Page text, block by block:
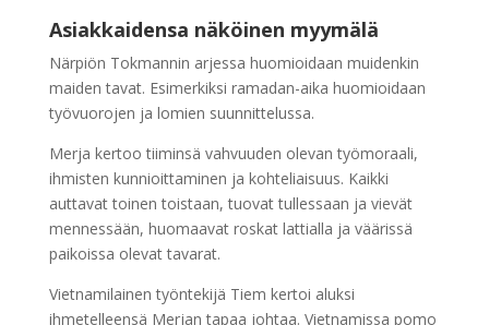
Asiakkaidensa näköinen myymälä
Närpiön Tokmannin arjessa huomioidaan muidenkin
maiden tavat. Esimerkiksi ramadan-aika huomioidaan
työvuorojen ja lomien suunnittelussa.
Merja kertoo tiiminsä vahvuuden olevan työmoraali,
ihmisten kunnioittaminen ja kohteliaisuus. Kaikki
auttavat toinen toistaan, tuovat tullessaan ja vievät
mennessään, huomaavat roskat lattialla ja väärissä
paikoissa olevat tavarat.
Vietnamilainen työntekijä Tiem kertoi aluksi
ihmetelleensä Merjan tapaa johtaa. Vietnamissa pomo